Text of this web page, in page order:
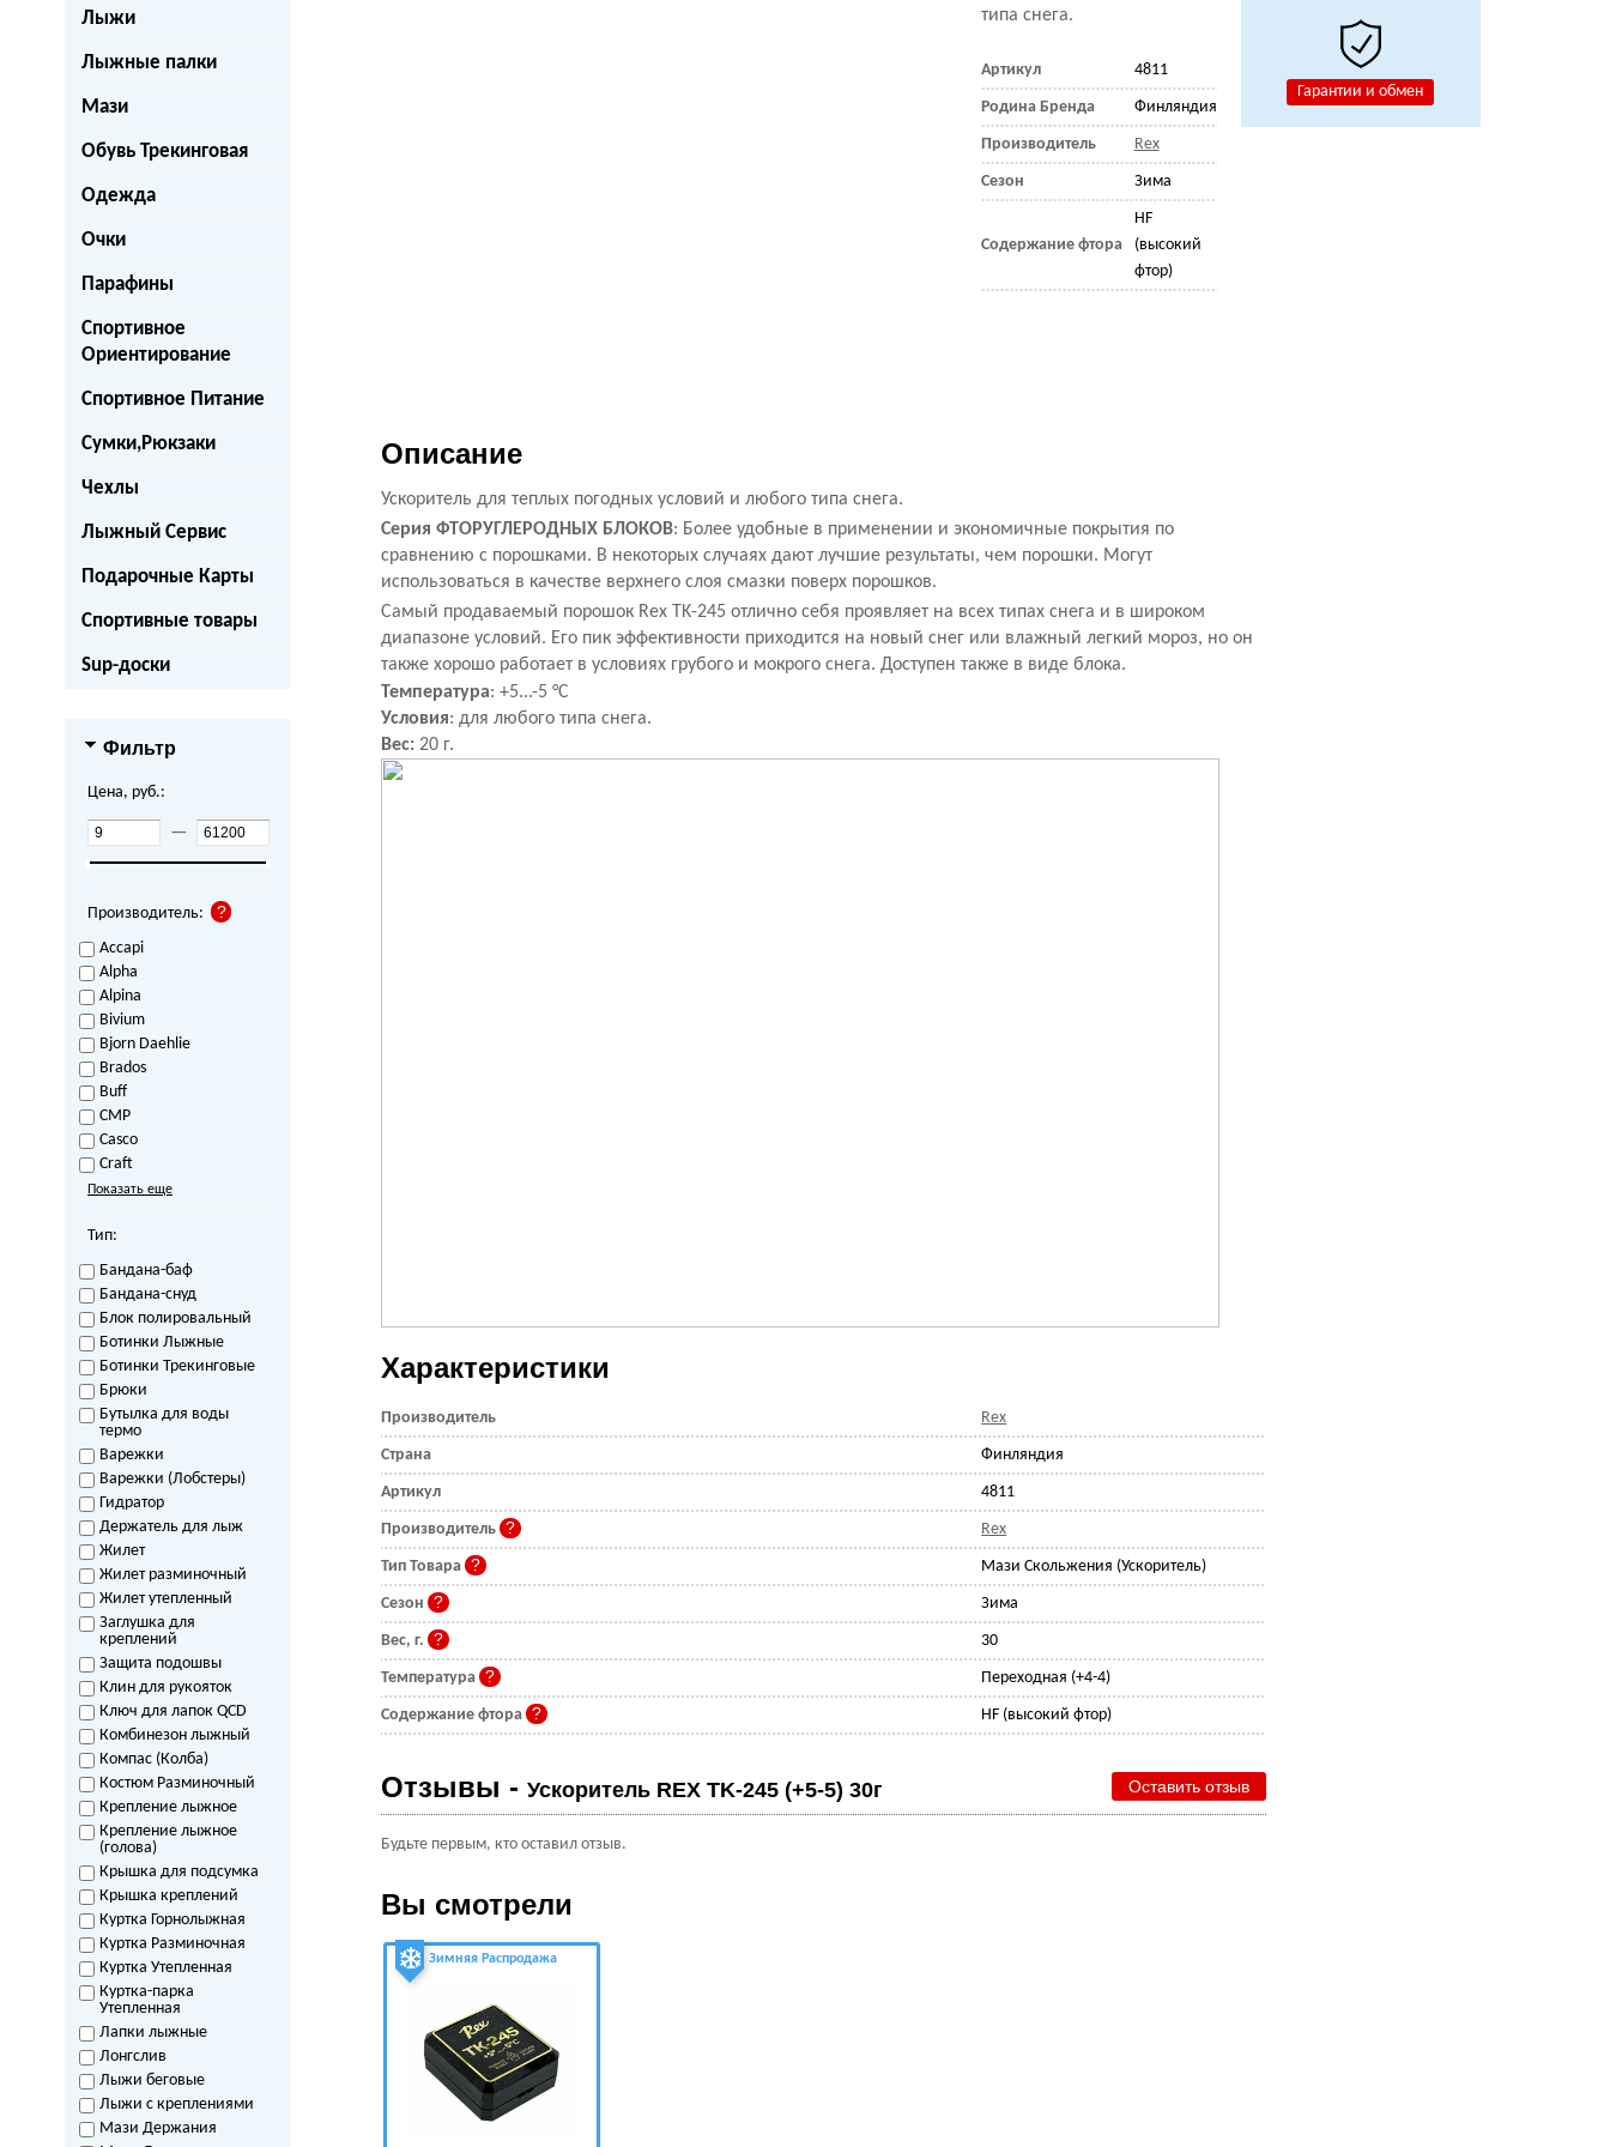
Лыжи
Лыжные палки
Мази
Обувь Трекинговая
Одежда
Очки
Парафины
Спортивное
Ориентирование
Спортивное Питание
Сумки,Рюкзаки
Чехлы
Лыжный Сервис
Подарочные Карты
Спортивные товары
Sup-доски
Фильтр
Цена, руб.:
—
Производитель:
Accapi
Alpha
Alpina
Bivium
Bjorn Daehlie
Brados
Buff
CMP
Casco
Craft
Показать еще
Тип:
Бандана-баф
Бандана-снуд
Блок полировальный
Ботинки Лыжные
Ботинки Трекинговые
Брюки
Бутылка для воды
термо
Варежки
Варежки (Лобстеры)
Гидратор
Держатель для лыж
Жилет
Жилет разминочный
Жилет утепленный
Заглушка для
креплений
Защита подошвы
Клин для рукояток
Ключ для лапок QCD
Комбинезон лыжный
Компас (Колба)
Костюм Разминочный
Крепление лыжное
Крепление лыжное
(голова)
Крышка для подсумка
Крышка креплений
Куртка Горнолыжная
Куртка Разминочная
Куртка Утепленная
Куртка-парка
Утепленная
Лапки лыжные
Лонгслив
Лыжи беговые
Лыжи с креплениями
Мази Держания
типа снега.
Артикул 4811
Родина Бренда Финляндия
Производитель Rex
Сезон Зима
Содержание фтора
HF
(высокий
фтор)
Гарантии и обмен
Описание
Ускоритель для теплых погодных условий и любого типа снега.
Серия ФТОРУГЛЕРОДНЫХ БЛОКОВ: Более удобные в применении и экономичные покрытия по
сравнению с порошками. В некоторых случаях дают лучшие результаты, чем порошки. Могут
использоваться в качестве верхнего слоя смазки поверх порошков.
Самый продаваемый порошок Rex TK-245 отлично себя проявляет на всех типах снега и в широком
диапазоне условий. Его пик эффективности приходится на новый снег или влажный легкий мороз, но он
также хорошо работает в условиях грубого и мокрого снега. Доступен также в виде блока.
Температура: +5...-5 °С
Условия: для любого типа снега.
Вес: 20 г.
Характеристики
Производитель Rex
Страна Финляндия
Артикул 4811
Производитель Rex
Тип Товара Мази Скольжения (Ускоритель)
Сезон Зима
Вес, г. 30
Температура Переходная (+4-4)
Содержание фтора HF (высокий фтор)
Отзывы -Ускоритель REX TK-245 (+5-5) 30г Оставить отзыв
Будьте первым, кто оставил отзыв.
Вы смотрели
Зимняя Распродажа